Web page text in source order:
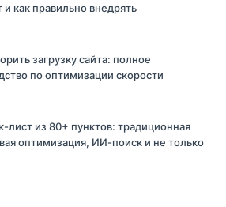
как правильно внедрять
загрузку сайта: полное
по оптимизации скорости
лист из 80+ пунктов: традиционная
оптимизация, ИИ-поиск и не только